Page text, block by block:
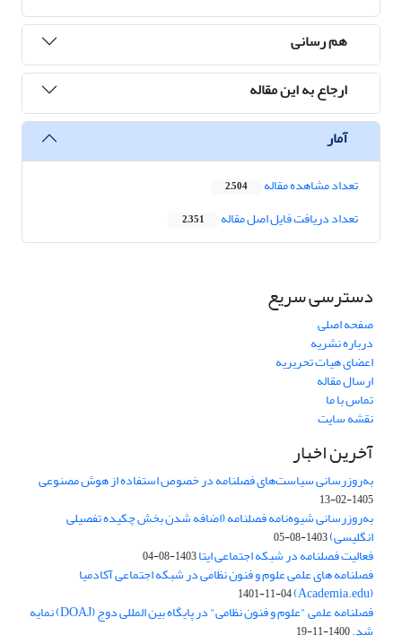
هم رسانی
ارجاع به این مقاله
آمار
تعداد مشاهده مقاله 2,504
تعداد دریافت فایل اصل مقاله 2,351
دسترسی سریع
صفحه اصلی
درباره نشریه
اعضای هیات تحریریه
ارسال مقاله
تماس با ما
نقشه سایت
آخرین اخبار
به‌روزرسانی سیاست‌های فصلنامه در خصوص استفاده از هوش مصنوعی
1405-02-13
به‌روزرسانی شیوه‌نامه فصلنامه (اضافه شدن بخش چکیده تفصیلی
انگلیسی)1403-08-05
فعالیت فصلنامه در شبکه اجتماعی ایتا1403-08-04
فصلنامه های علمی علوم و فنون نظامی در شبکه اجتماعی آکادمیا
(Academia.edu)
1401-11-04
فصلنامه علمی "علوم و فنون نظامی" در پایگاه بین المللی دوج (DOAJ) نمایه
شد.1400-11-19